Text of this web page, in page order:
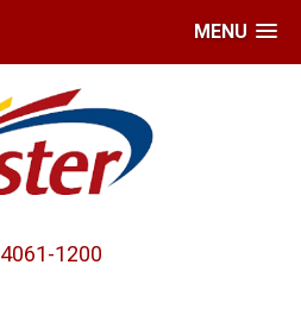
MENU
4061-1200